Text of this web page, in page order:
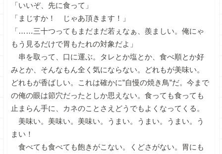
「いいぞ、先に食って」
「まじすか！ じゃあ頂きます！」
「……三十つってもまだまだ若ぇなぁ、羨ましい。俺にゃ
もう見るだけで胃もたれの対象だよ」
串を取って、口に運ぶ。タレとか塩とか、食べ順とか好
みとか、そんなもん全く気にならない。どれもが美味い。
どれもが香ばしい。これは確かに”自慢の焼き鳥”だ。今まで
の俺の眼は節穴だったとしか思えない。食っても食っても
止まらん手に、カネのことさえどうでもよくなってくる。
美味い。美味い。美味い。うまい。うまい。うまい。う
まい！
食べても食べても飽きがこない。くどさがない。胃にも